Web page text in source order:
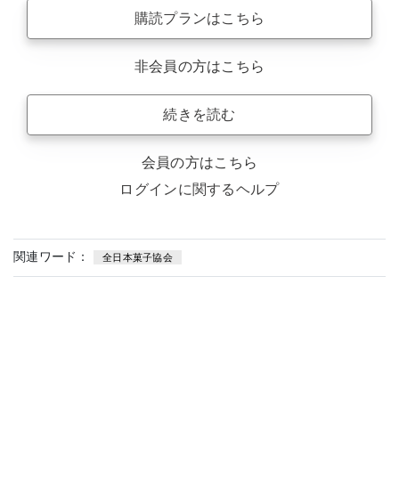
購読プランはこちら
非会員の方はこちら
続きを読む
会員の方はこちら
ログインに関するヘルプ
関連ワード： 全日本菓子協会